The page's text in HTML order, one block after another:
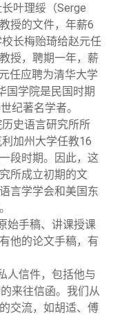
叶理绥（Serge
授的文件，年薪6
长梅贻琦给赵元任
授，聘期一年，薪
任应聘为清华大学
国学院是民国时期
纪著名学者。
史语言研究所所
加州大学任教16
段时期。因此，这
所成立初期的文
言学学会和美国东
始手稿、讲课授课
他的论文手稿，有
人信件，包括他与
来往信函。我们从
交流，如胡适、傅